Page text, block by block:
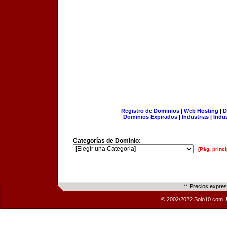
Registro de Dominios| Web Hosting |
Dominios Expirados | Industrias |
Categorías de Dominio:
[Pág.
** Precios
© 2002/2022 Solo10.com